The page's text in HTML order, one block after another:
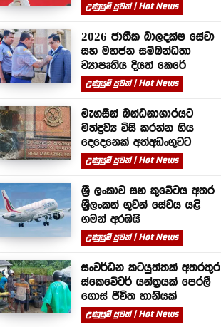
උණුසුම් පුවත් | Hot News
2026 ජාතික බාලදක්ෂ සේවා
සහ මහජන සම්බන්ධතා
ව්‍යාපෘතිය දියත් කෙරේ
උණුසුම් පුවත් | Hot News
මැගසින් බන්ධනාගාරයට
මත්ද්‍රව්‍ය විසි කරන්න ගිය
දෙදෙනෙක් අත්අඩංගුවට
උණුසුම් පුවත් | Hot News
ශ්‍රී ලංකාව සහ කුවේටය අතර
ශ්‍රීලංකන් ගුවන් සේවය යළි
ගමන් අරඹයි
උණුසුම් පුවත් | Hot News
සංවර්ධන කටයුත්තක් අතරතුර
ස්කෙවේටර් යන්ත්‍රයක් පෙරලී
ගොස් ජීවිත හානියක්
උණුසුම් පුවත් | Hot News